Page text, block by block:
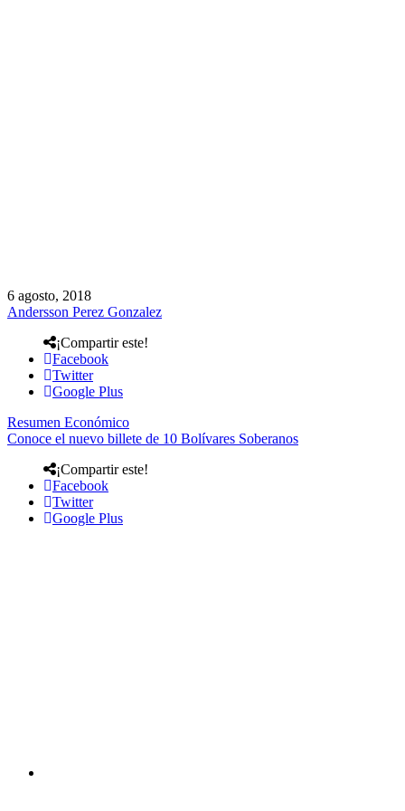
6 agosto, 2018
Andersson Perez Gonzalez
¡Compartir este!
Facebook
Twitter
Google Plus
Resumen Económico
Conoce el nuevo billete de 10 Bolívares Soberanos
¡Compartir este!
Facebook
Twitter
Google Plus